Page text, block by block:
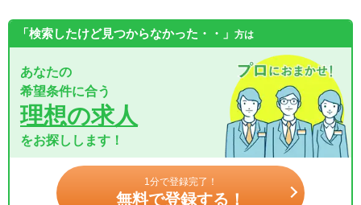
「検索したけど見つからなかった・・」 方は
あなたの
希望条件に合う
理想の求人
をお探しします！
1分で登録完了！
無料で登録する！